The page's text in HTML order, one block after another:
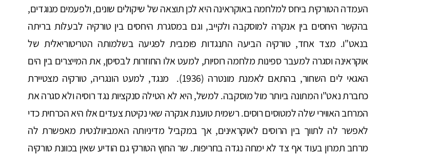
העמדה הטורקית ביחס למלחמה באוקראינה היא לכן תוצאה של שיקולים שונים, ולפעמים מנוגדים,
בהקשר היחסים בין אנקרה למוסקבה ולקייב, וגם במסגרת היחסים בין טורקיה לבעלות בריתה
בנאט"ו. מצד אחד, טורקיה הביעה התנגדות פומבית לפגיעה בשלמותה הטריטוריאלית של
אוקראינה וסגרה למעבר ספינות מלחמה רוסיות, למעט אלו החוזרות לבסיסן, את המייצרים בין הים
האגאי לים השחור, בהתאם לאמנת מונטרה (1936). מנגד, למעט הונגריה, טורקיה מצטיירת
כחברת נאט"ו המתונה ביותר מול מוסקבה. למשל, היא לא הטילה סנקציות נגד רוסיה ולא סגרה את
המרחב האווירי שלה למטוסים רוסים. רשמית טוענת אנקרה שאי נקיטת צעדים אלו היא הכרחית כדי
לאפשר לה לתווך בין הרוסים לאוקראינים, אך במקביל מדיניותה האמביוולנטית מאפשרת לה
מרחב תמרון בעוד אף צד לא ימחה נגדה בחריפות. שר החוץ הטורקי גם הודיע שאין בכוונת טורקיה